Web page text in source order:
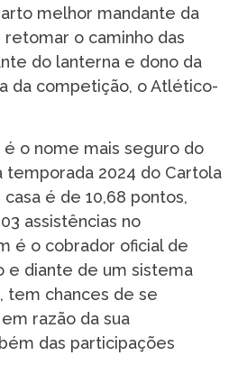
melhor mandante da
o caminho das
do lanterna e dono da
da competição, o Atlético-
é o nome mais seguro do
temporada 2024 do Cartola
casa é de 10,68 pontos,
assistências no
é o cobrador oficial de
e diante de um sistema
tem chances de se
razão da sua
das participações